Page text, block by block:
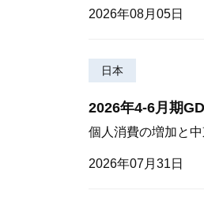
2026年08月05日
日本
2026年4-6月期
個人消費の増加と
2026年07月31日